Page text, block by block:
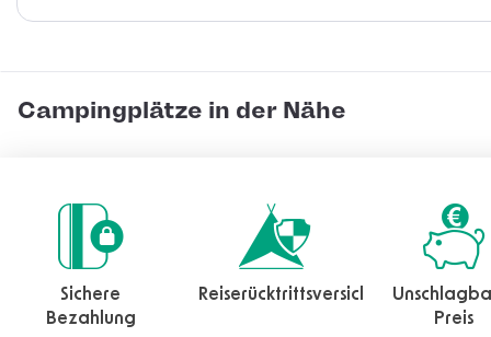
Campingplätze in der Nähe
Sichere
Bezahlung
Reiserücktrittsversicherung
Preis